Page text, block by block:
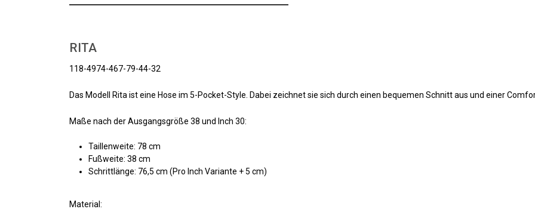
RITA
118-4974-467-79-44-32
Das Modell Rita ist eine Hose im 5-Pocket-Style. Dabei zeichnet sie sich durch einen bequemen Schnitt aus und einer
Maße nach der Ausgangsgröße 38 und Inch 30:
Taillenweite: 78 cm
Fußweite: 38 cm
Schrittlänge: 76,5 cm (Pro Inch Variante + 5 cm)
Material: